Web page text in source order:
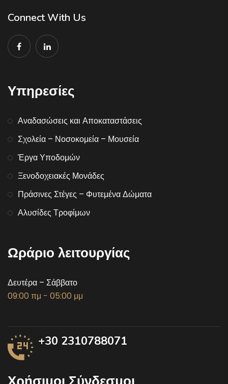
Connect With Us
Υπηρεσίες
Αναδασώσεις και Αποκαταστάσεις
Σχολεία – Νοσοκομεία – Μουσεία
Έργα Υποδομών
Ξενοδοχειακές Μονάδες
Πράσινες Στέγες – Φυτεμένα Δώματα
Αλυσίδες Τροφίμων
Ωράριο λειτουργίας
Δευτέρα – Σάββατο
09:00 πμ - 05:00 μμ
+30 2310788071